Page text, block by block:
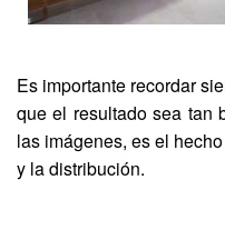
Es importante recordar
que el resultado sea tan
las imágenes, es el
y la distribución.